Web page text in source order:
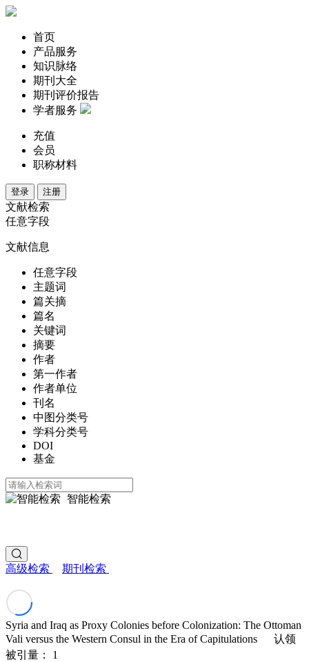
首页
产品服务
知识脉络
期刊大全
期刊评价报告
学者服务
充值
会员
职称材料
登录 注册
文献检索
任意字段
文献信息
任意字段
主题词
篇关摘
篇名
关键词
摘要
作者
第一作者
作者单位
刊名
中图分类号
学科分类号
DOI
基金
智能检索
高级检索 期刊检索
Syria and Iraq as Proxy Colonies before Colonization: The Ottoman
Vali versus the Western Consul in the Era of Capitulations
认领
被引量： 1